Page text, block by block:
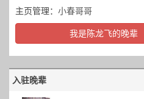
主页管理： 小春哥哥
我是陈龙飞的晚辈
入驻晚辈